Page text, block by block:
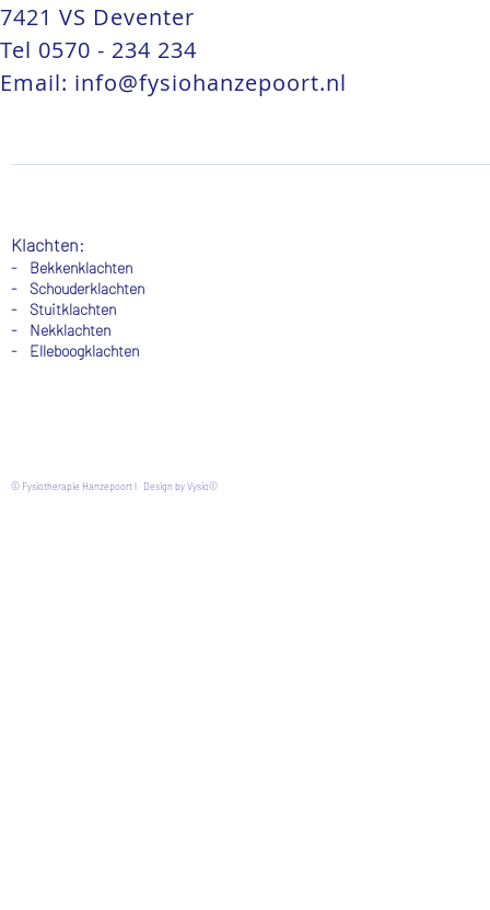
7421 VS Deventer
Tel 0570 - 234 234
Email: info@fysiohanzepoort.nl
Klachten:
- Bekkenklachten
- Schouderklachten
- Stuitklachten
- Nekklachten
- Elleboogklachten
© Fysiotherapie Hanzepoort l Design by Vysio©